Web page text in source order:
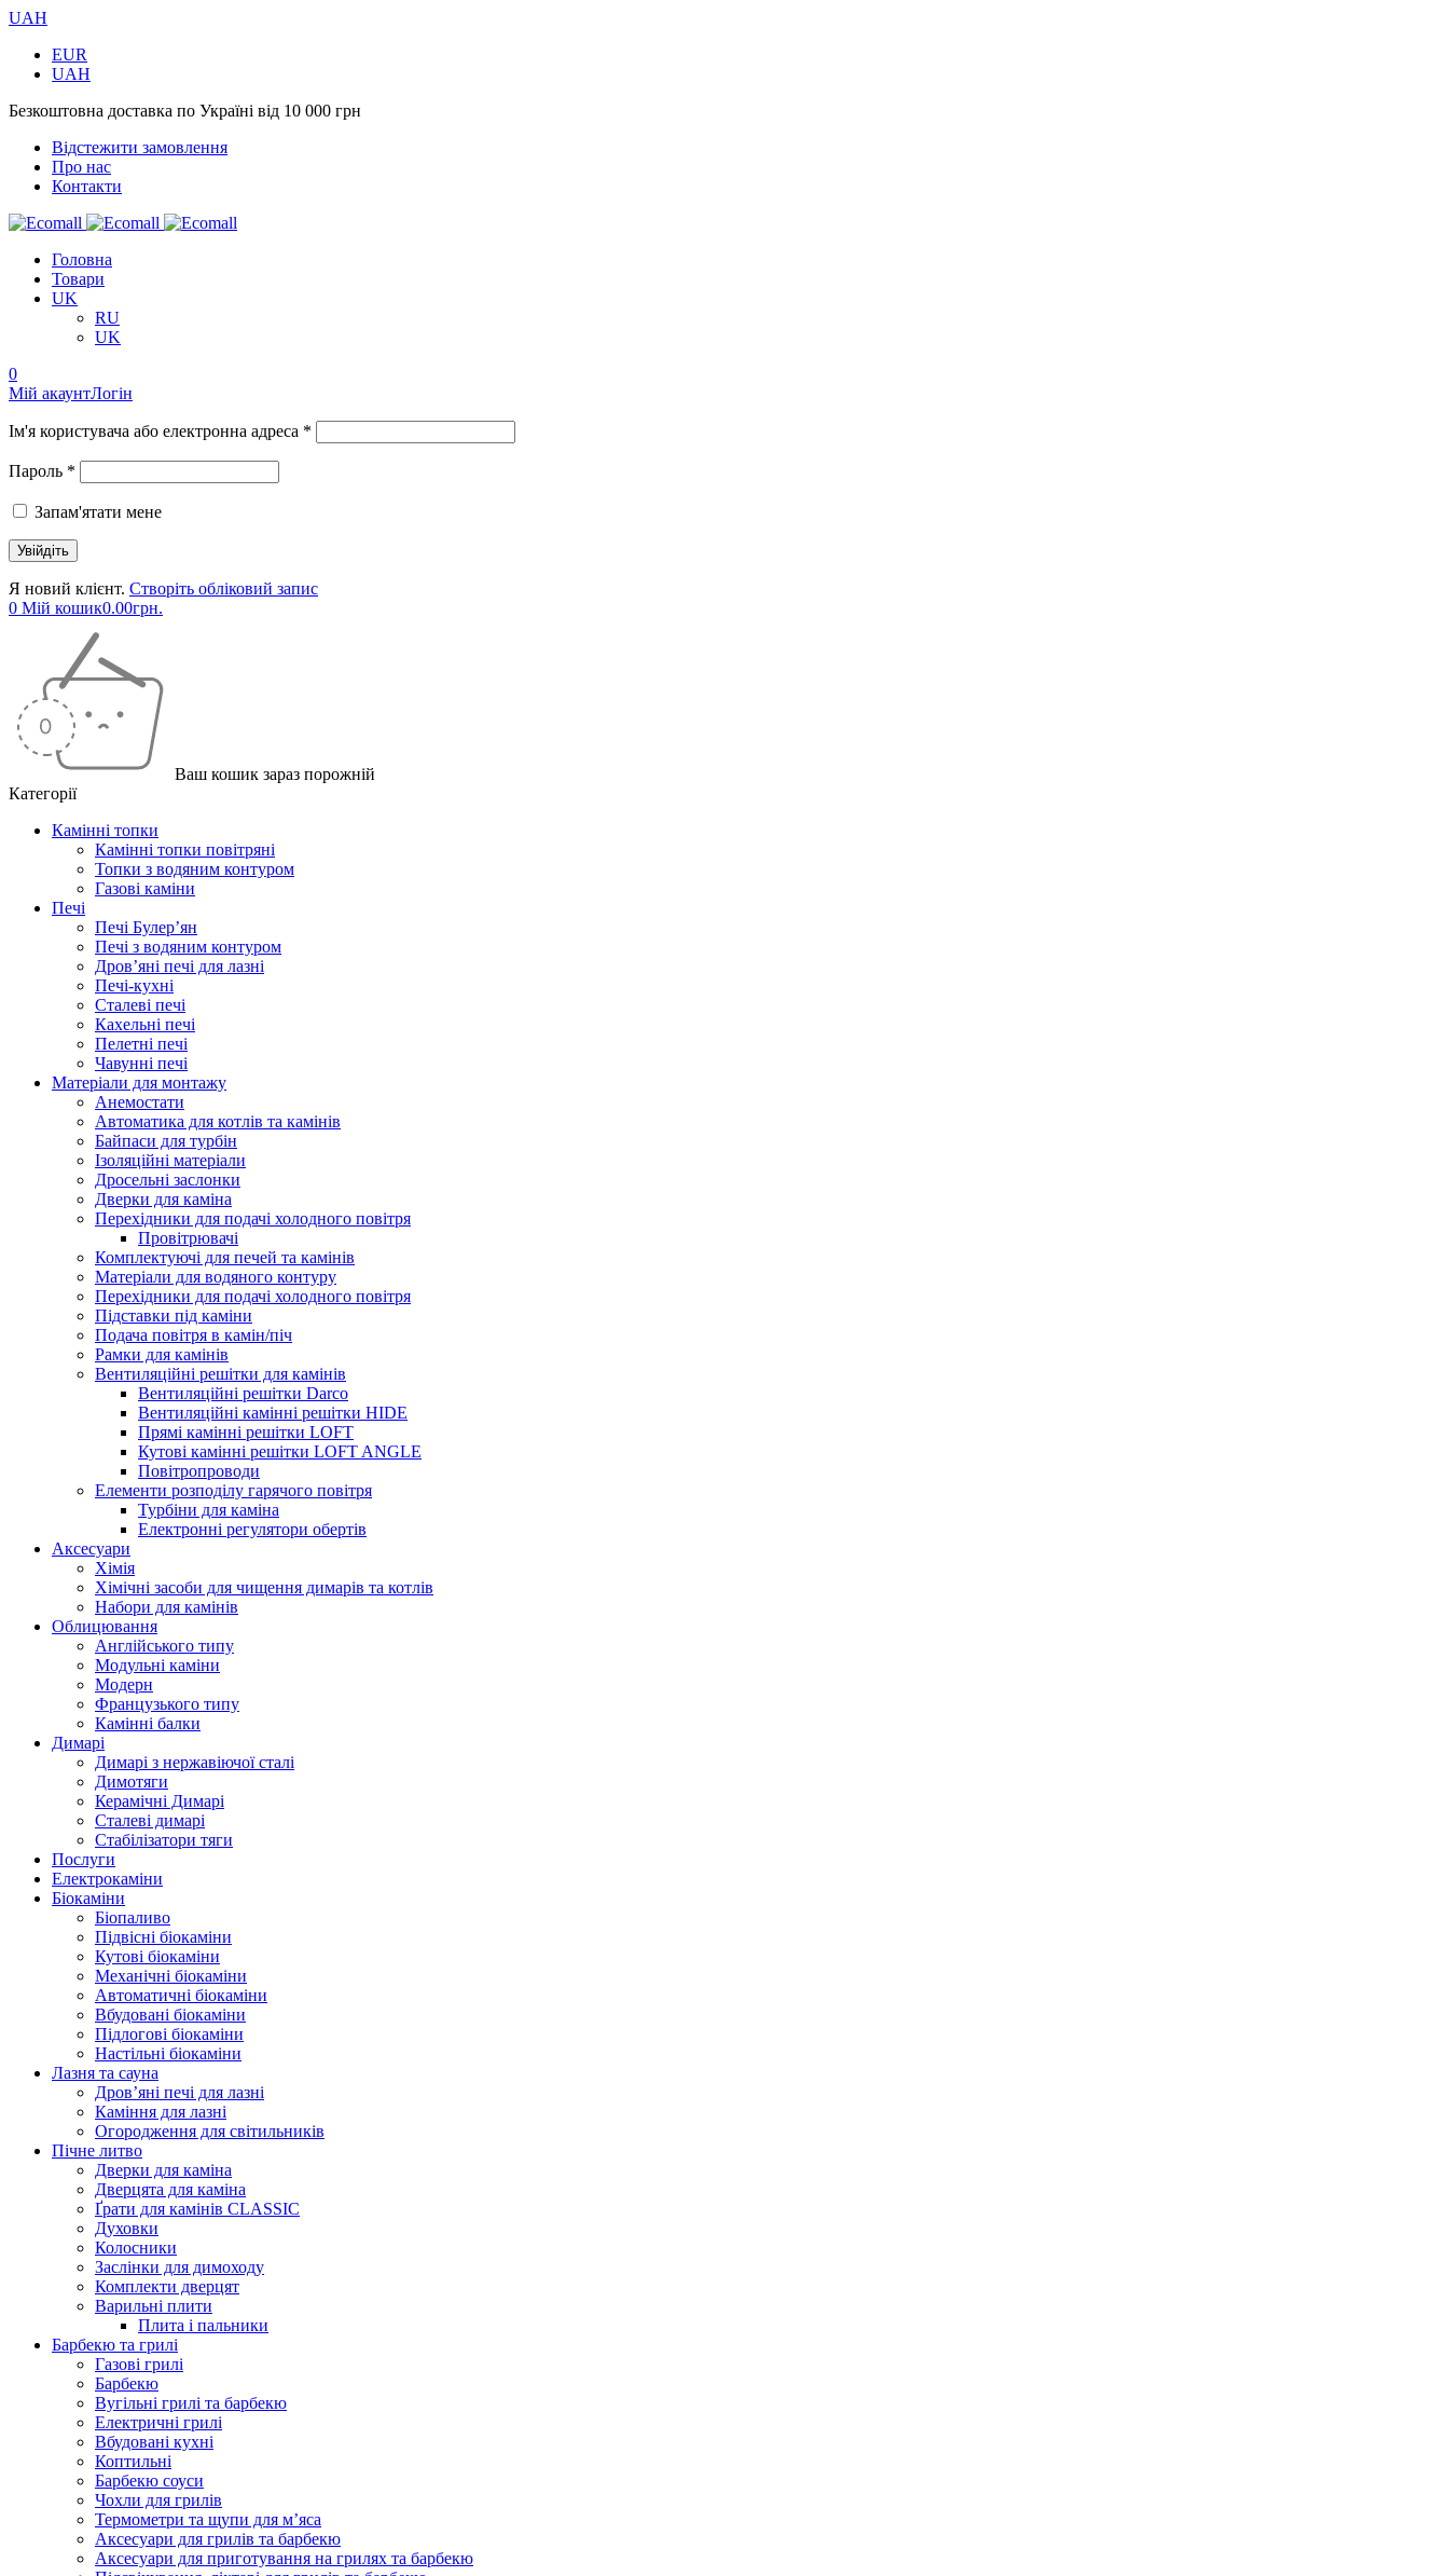
UAH
EUR
UAH
Безкоштовна доставка по Україні від 10 000 грн
Відстежити замовлення
Про нас
Контакти
Головна
Товари
UK
RU
UK
0
Мій акаунтЛогін
Ім'я користувача або електронна адреса *
Пароль *
Запам'ятати мене
Я новий клієнт. Створіть обліковий запис
0 Мій кошик0.00грн.
Ваш кошик зараз порожній
Категорії
Камінні топки
Камінні топки повітряні
Топки з водяним контуром
Газові каміни
Печі
Печі Булер’ян
Печі з водяним контуром
Дров’яні печі для лазні
Печі-кухні
Сталеві печі
Кахельні печі
Пелетні печі
Чавунні печі
Матеріали для монтажу
Анемостати
Автоматика для котлів та камінів
Байпаси для турбін
Ізоляційні матеріали
Дросельні заслонки
Дверки для каміна
Перехідники для подачі холодного повітря
Провітрювачі
Комплектуючі для печей та камінів
Матеріали для водяного контуру
Перехідники для подачі холодного повітря
Підставки під каміни
Подача повітря в камін/піч
Рамки для камінів
Вентиляційні решітки для камінів
Вентиляційні решітки Darco
Вентиляційні камінні решітки HIDE
Прямі камінні решітки LOFT
Кутові камінні решітки LOFT ANGLE
Повітропроводи
Елементи розподілу гарячого повітря
Турбіни для каміна
Електронні регулятори обертів
Аксесуари
Хімія
Хімічні засоби для чищення димарів та котлів
Набори для камінів
Облицювання
Англійського типу
Модульні каміни
Модерн
Французького типу
Камінні балки
Димарі
Димарі з нержавіючої сталі
Димотяги
Керамічні Димарі
Сталеві димарі
Стабілізатори тяги
Послуги
Електрокаміни
Біокаміни
Біопаливо
Підвісні біокаміни
Кутові біокаміни
Механічні біокаміни
Автоматичні біокаміни
Вбудовані біокаміни
Підлогові біокаміни
Настільні біокаміни
Лазня та сауна
Дров’яні печі для лазні
Каміння для лазні
Огородження для світильників
Пічне литво
Дверки для каміна
Дверцята для каміна
Ґрати для камінів CLASSIC
Духовки
Колосники
Заслінки для димоходу
Комплекти дверцят
Варильні плити
Плита і пальники
Барбекю та грилі
Газові грилі
Барбекю
Вугільні грилі та барбекю
Електричні грилі
Вбудовані кухні
Коптильні
Барбекю соуси
Чохли для грилів
Термометри та щупи для м’яса
Аксесуари для грилів та барбекю
Аксесуари для приготування на грилях та барбекю